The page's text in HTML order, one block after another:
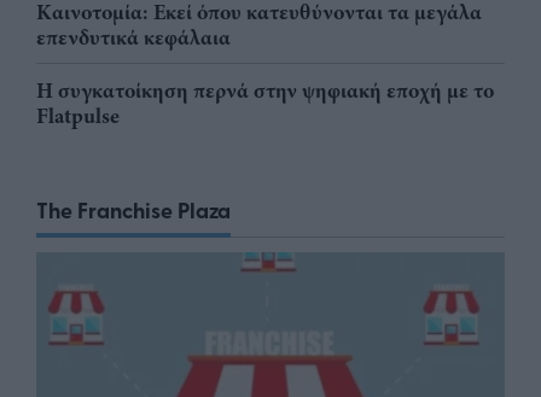
Καινοτομία: Εκεί όπου κατευθύνονται τα μεγάλα
επενδυτικά κεφάλαια
Η συγκατοίκηση περνά στην ψηφιακή εποχή με το
Flatpulse
The Franchise Plaza